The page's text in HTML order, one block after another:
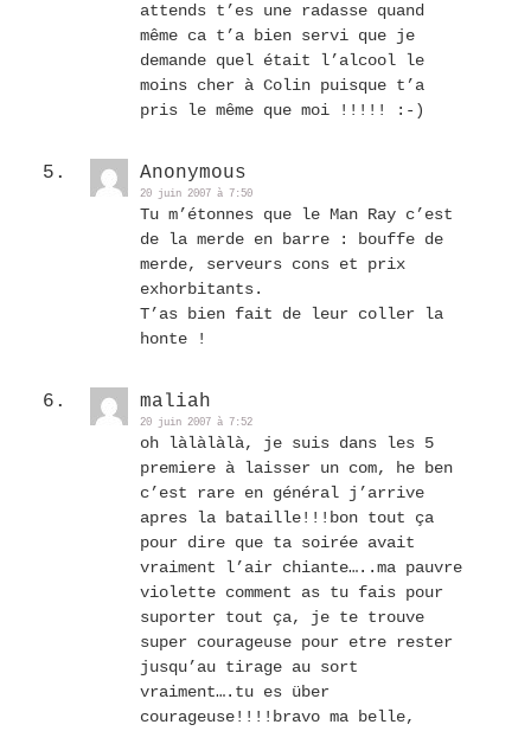
attends t’es une radasse quand
même ca t’a bien servi que je
demande quel était l’alcool le
moins cher à Colin puisque t’a
pris le même que moi !!!!! :-)
Anonymous
20 juin 2007 à 7:50
Tu m’étonnes que le Man Ray c’est
de la merde en barre : bouffe de
merde, serveurs cons et prix
exhorbitants.
T’as bien fait de leur coller la
honte !
maliah
20 juin 2007 à 7:52
oh làlàlàlà, je suis dans les 5
premiere à laisser un com, he ben
c’est rare en général j’arrive
apres la bataille!!!bon tout ça
pour dire que ta soirée avait
vraiment l’air chiante…..ma pauvre
violette comment as tu fais pour
suporter tout ça, je te trouve
super courageuse pour etre rester
jusqu’au tirage au sort
vraiment….tu es über
courageuse!!!!bravo ma belle,